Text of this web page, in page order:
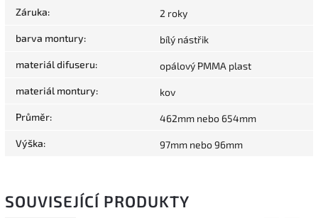
Záruka: 2 roky
barva montury: bílý nástřik
materiál difuseru: opálový PMMA plast
materiál montury: kov
Průměr: 462mm nebo 654mm
Výška: 97mm nebo 96mm
SOUVISEJÍCÍ PRODUKTY